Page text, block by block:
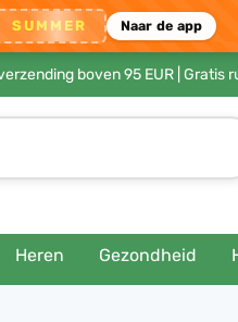
SUMMER Naar de app
boven 95 EUR| Gratis
Heren Gezondheid